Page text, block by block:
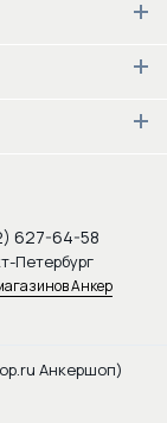
627-64-58
Петербург
Анкер
Анкершоп)